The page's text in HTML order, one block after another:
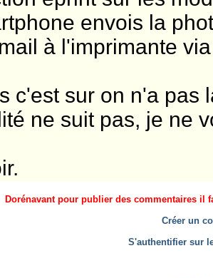
envois la
à l'imprimante
c'est sur on n'a pas
ne suit pas, je ne
Dorénavant pour publier des commentaires il
Créer un
S'authentifier sur